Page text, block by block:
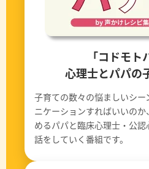
「コドモト
心理士とパパの
子育ての数々の悩ましいシー
ニケーションすればいいの
めるパパと臨床心理士・公
話をしていく番組です。